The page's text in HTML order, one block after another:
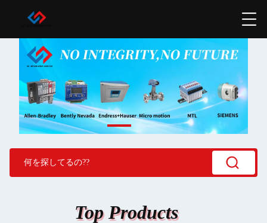
Top Products